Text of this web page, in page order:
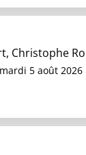
Christophe
5 août